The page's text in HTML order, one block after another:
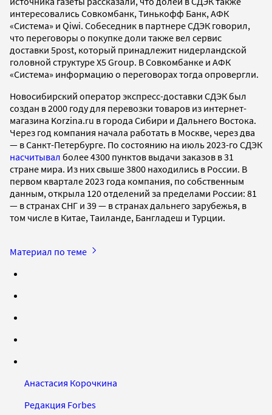
интересовались Совкомбанк, Тинькофф Банк, АФК
«Система» и Qiwi. Собеседник в партнере СДЭК говорил,
что переговоры о покупке доли также вел сервис
доставки 5post, который принадлежит нидерландской
головной структуре X5 Group. В Совкомбанке и АФК
«Система» информацию о переговорах тогда опровергли.
Новосибирский оператор экспресс-доставки СДЭК был
создан в 2000 году для перевозки товаров из интернет-
магазина Korzina.ru в города Сибири и Дальнего Востока.
Через год компания начала работать в Москве, через два
— в Санкт-Петербурге. По состоянию на июль 2023-го СДЭК
насчитывал более 4300 пунктов выдачи заказов в 31
стране мира. Из них свыше 3800 находились в России. В
первом квартале 2023 года компания, по собственным
данным, открыла 120 отделений за пределами России: 81
— в странах СНГ и 39 — в странах дальнего зарубежья, в
том числе в Китае, Таиланде, Бангладеш и Турции.
Материал по теме
Анастасия Корочкина
Редакция Forbes